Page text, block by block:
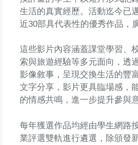
生活的真實經歷。活動迄今已
近30部具代表性的優秀作品，
這些影片內容涵蓋課堂學習、
索與旅遊經驗等多元面向，透
影像敘事，呈現交換生活的豐
文字分享，影片更具臨場感，
的情感共鳴，進一步提升參與意
每年獲選作品均經由學生網路
業評選雙軌進行遴選，除頒發